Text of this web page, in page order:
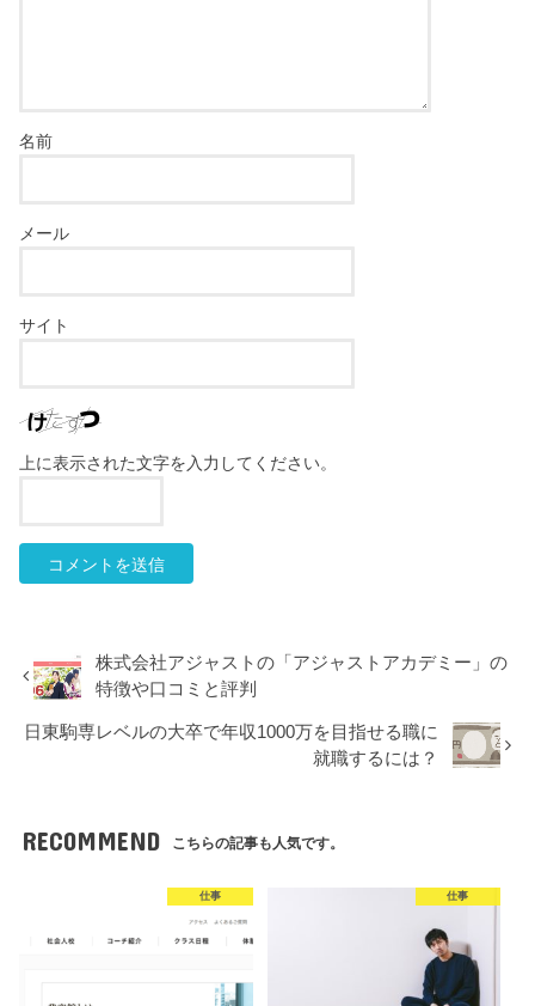
名前
メール
サイト
上に表示された文字を入力してください。
株式会社アジャストの「アジャストアカデミー」の
特徴や口コミと評判
日東駒専レベルの大卒で年収1000万を目指せる職に
就職するには？
RECOMMEND こちらの記事も人気です。
仕事 仕事